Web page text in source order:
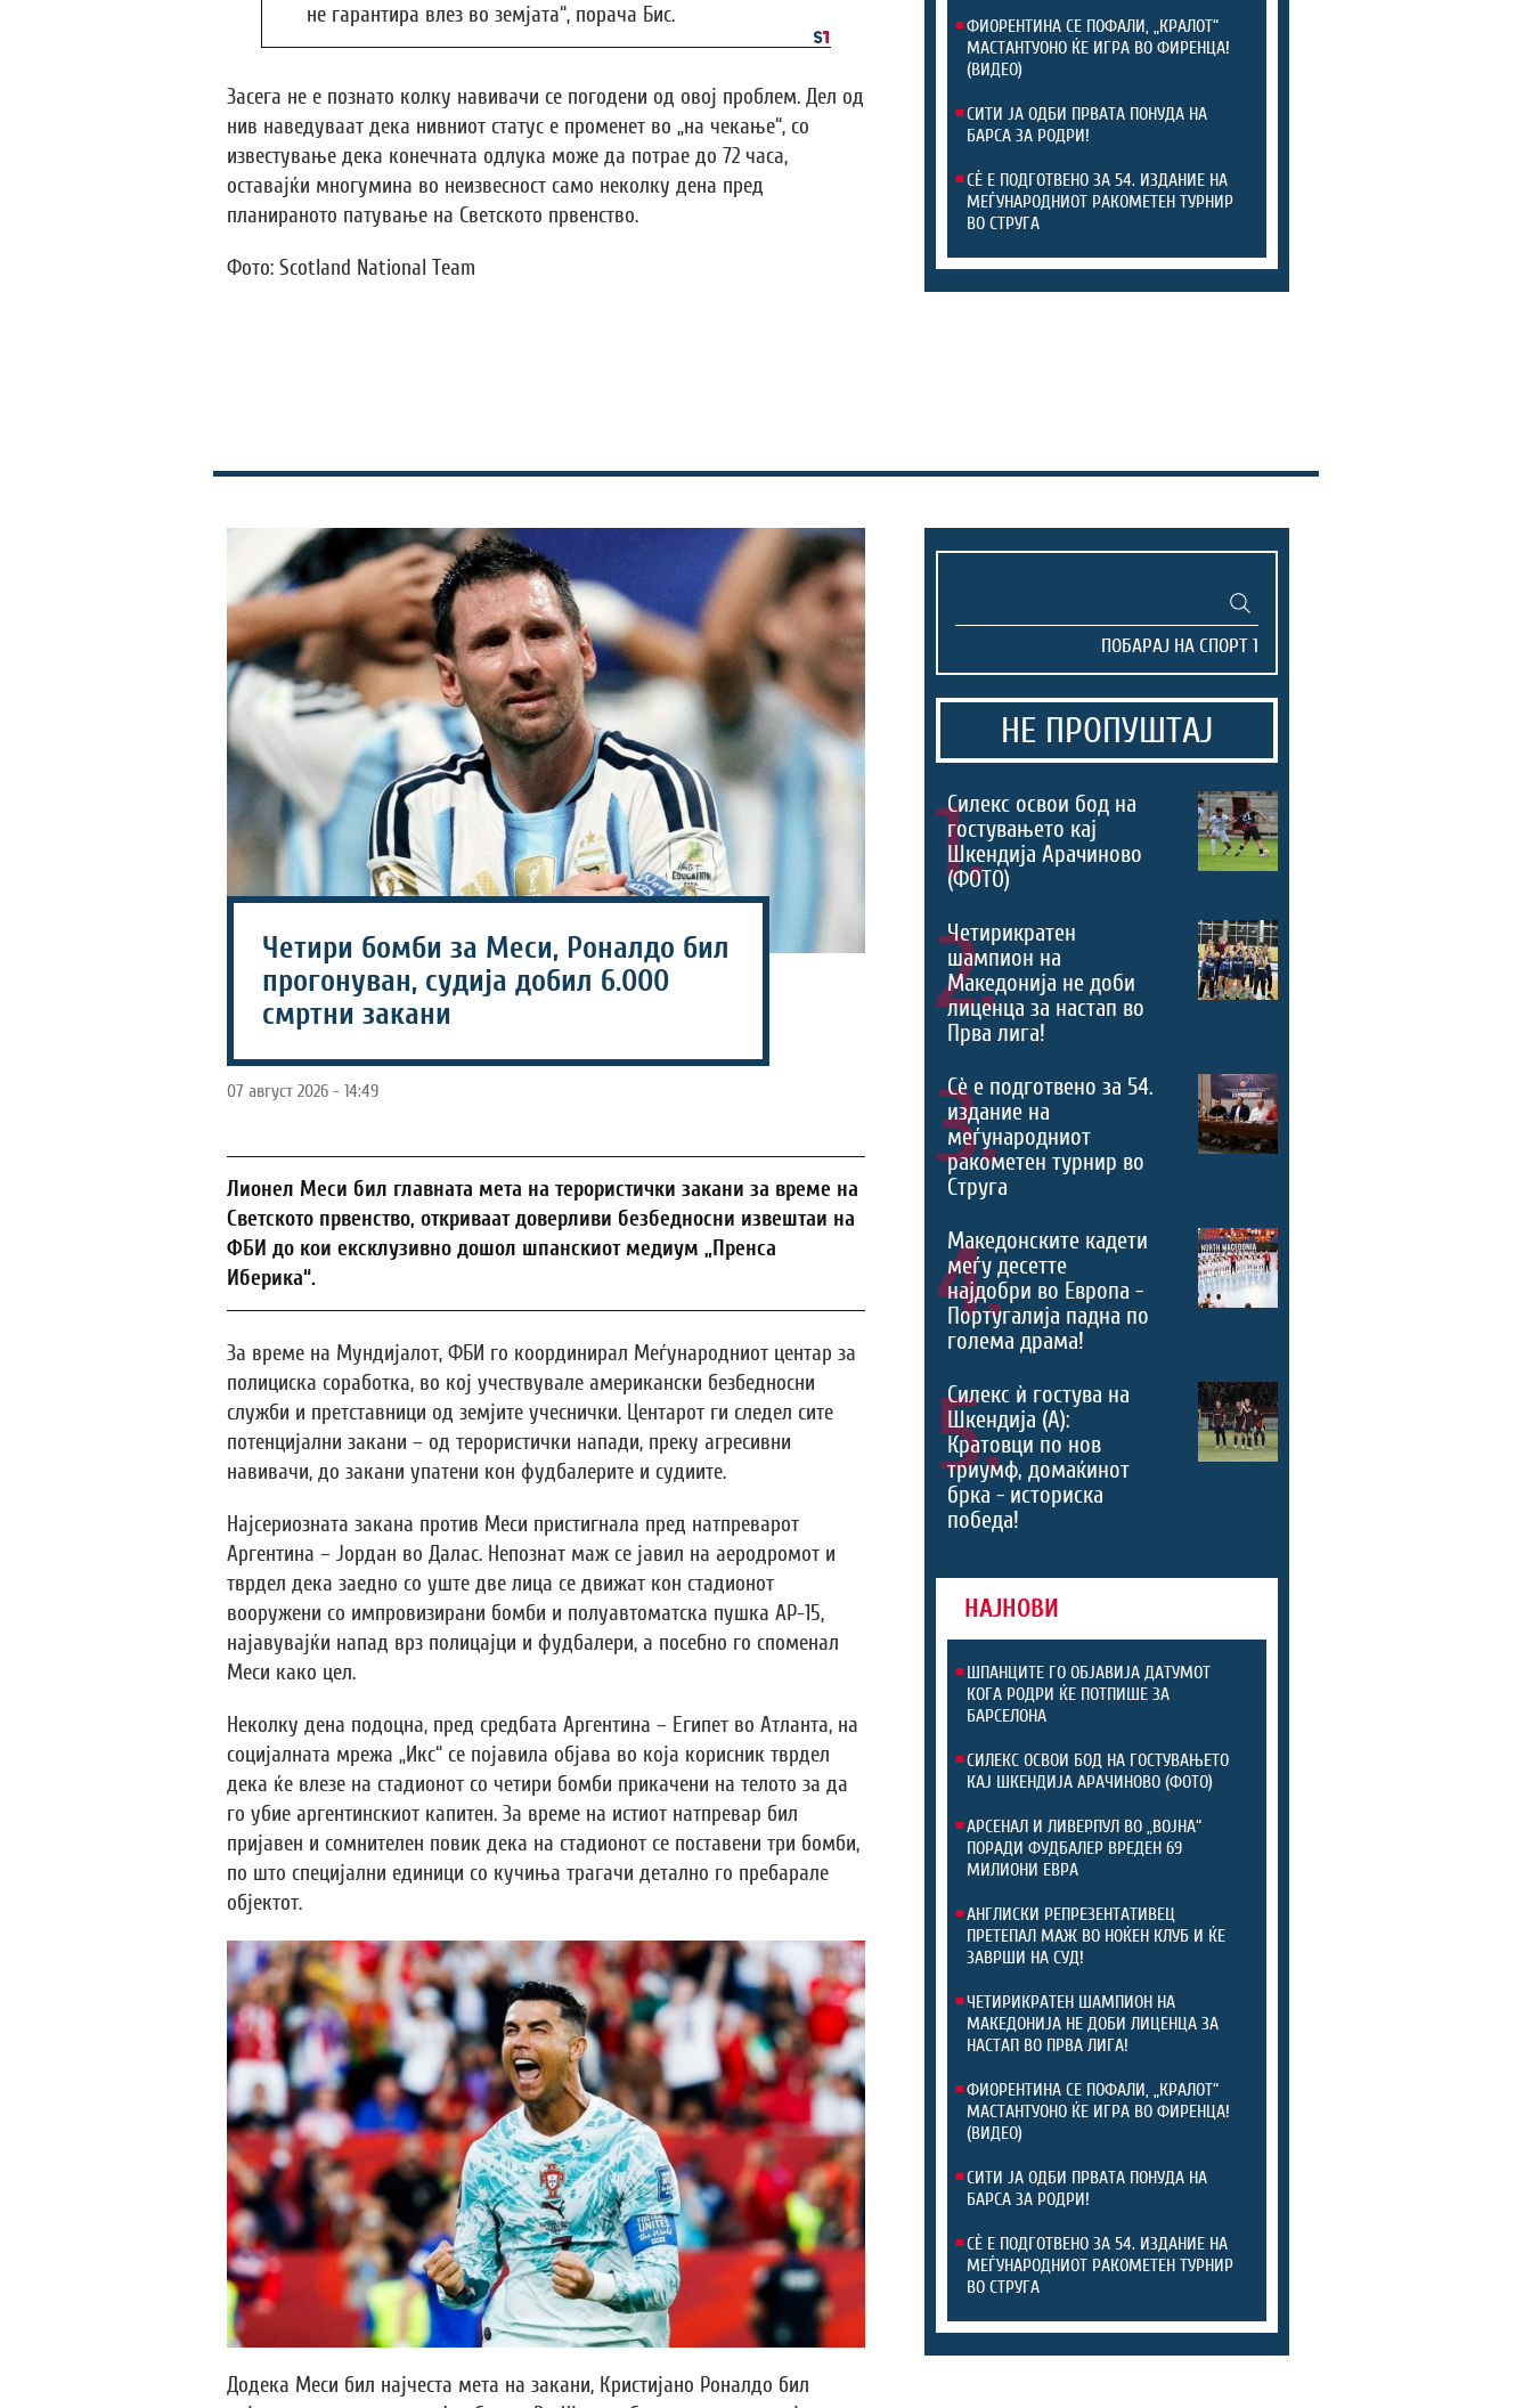
не гарантира влез во земјата“, порача Бис.
Засега не е познато колку навивачи се погодени од овој проблем. Дел од
нив наведуваат дека нивниот статус е променет во „на чекање“, со
известување дека конечната одлука може да потрае до 72 часа,
оставајќи многумина во неизвесност само неколку дена пред
планираното патување на Светското првенство.
Фото: Scotland National Team
ФИОРЕНТИНА СЕ ПОФАЛИ, „КРАЛОТ“
МАСТАНТУОНО ЌЕ ИГРА ВО ФИРЕНЦА!
(ВИДЕО)
СИТИ ЈА ОДБИ ПРВАТА ПОНУДА НА
БАРСА ЗА РОДРИ!
СЀ Е ПОДГОТВЕНО ЗА 54. ИЗДАНИЕ НА
МЕЃУНАРОДНИОТ РАКОМЕТЕН ТУРНИР
ВО СТРУГА
Четири бомби за Меси, Роналдо бил
прогонуван, судија добил 6.000
смртни закани
07 август 2026 - 14:49
Лионел Меси бил главната мета на терористички закани за време на
Светското првенство, откриваат доверливи безбедносни извештаи на
ФБИ до кои ексклузивно дошол шпанскиот медиум „Пренса
Иберика“.
За време на Мундијалот, ФБИ го координирал Меѓународниот центар за
полициска соработка, во кој учествувале американски безбедносни
служби и претставници од земјите учеснички. Центарот ги следел сите
потенцијални закани – од терористички напади, преку агресивни
навивачи, до закани упатени кон фудбалерите и судиите.
Најсериозната закана против Меси пристигнала пред натпреварот
Аргентина – Јордан во Далас. Непознат маж се јавил на аеродромот и
тврдел дека заедно со уште две лица се движат кон стадионот
вооружени со импровизирани бомби и полуавтоматска пушка АР-15,
најавувајќи напад врз полицајци и фудбалери, а посебно го споменал
Меси како цел.
Неколку дена подоцна, пред средбата Аргентина – Египет во Атланта, на
социјалната мрежа „Икс“ се појавила објава во која корисник тврдел
дека ќе влезе на стадионот со четири бомби прикачени на телото за да
го убие аргентинскиот капитен. За време на истиот натпревар бил
пријавен и сомнителен повик дека на стадионот се поставени три бомби,
по што специјални единици со кучиња трагачи детално го пребарале
објектот.
Додека Меси бил најчеста мета на закани, Кристијано Роналдо бил
НЕ ПРОПУШТАЈ
1.
Силекс освои бод на
гостувањето кај
Шкендија Арачиново
(ФОТО)
2.
Четирикратен
шампион на
Македонија не доби
лиценца за настап во
Прва лига!
3.
Сѐ е подготвено за 54.
издание на
меѓународниот
ракометен турнир во
Струга
4.
Македонските кадети
меѓу десетте
најдобри во Европа -
Португалија падна по
голема драма!
5.
Силекс ѝ гостува на
Шкендија (А):
Кратовци по нов
триумф, домаќинот
брка - историска
победа!
НАЈНОВИ
ШПАНЦИТЕ ГО ОБЈАВИЈА ДАТУМОТ
КОГА РОДРИ ЌЕ ПОТПИШЕ ЗА
БАРСЕЛОНА
СИЛЕКС ОСВОИ БОД НА ГОСТУВАЊЕТО
КАЈ ШКЕНДИЈА АРАЧИНОВО (ФОТО)
АРСЕНАЛ И ЛИВЕРПУЛ ВО „ВОЈНА“
ПОРАДИ ФУДБАЛЕР ВРЕДЕН 69
МИЛИОНИ ЕВРА
АНГЛИСКИ РЕПРЕЗЕНТАТИВЕЦ
ПРЕТЕПАЛ МАЖ ВО НОЌЕН КЛУБ И ЌЕ
ЗАВРШИ НА СУД!
ЧЕТИРИКРАТЕН ШАМПИОН НА
МАКЕДОНИЈА НЕ ДОБИ ЛИЦЕНЦА ЗА
НАСТАП ВО ПРВА ЛИГА!
ФИОРЕНТИНА СЕ ПОФАЛИ, „КРАЛОТ“
МАСТАНТУОНО ЌЕ ИГРА ВО ФИРЕНЦА!
(ВИДЕО)
СИТИ ЈА ОДБИ ПРВАТА ПОНУДА НА
БАРСА ЗА РОДРИ!
СЀ Е ПОДГОТВЕНО ЗА 54. ИЗДАНИЕ НА
МЕЃУНАРОДНИОТ РАКОМЕТЕН ТУРНИР
ВО СТРУГА